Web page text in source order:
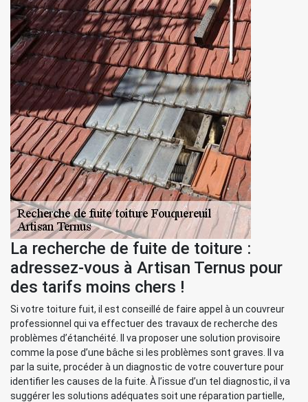
La recherche de fuite de toiture :
adressez-vous à Artisan Ternus pour
des tarifs moins chers !
Si votre toiture fuit, il est conseillé de faire appel à un couvreur
professionnel qui va effectuer des travaux de recherche des
problèmes d’étanchéité. Il va proposer une solution provisoire
comme la pose d’une bâche si les problèmes sont graves. Il va
par la suite, procéder à un diagnostic de votre couverture pour
identifier les causes de la fuite. À l’issue d’un tel diagnostic, il va
suggérer les solutions adéquates soit une réparation partielle,